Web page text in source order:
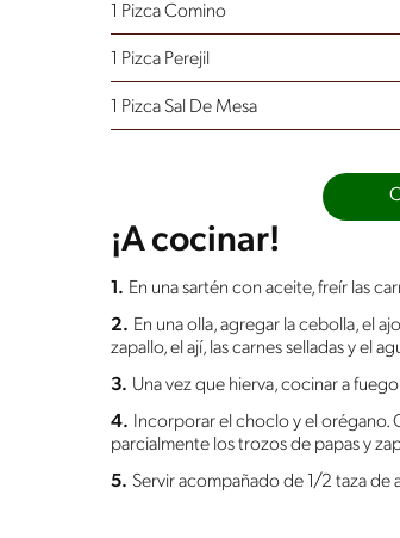
1 Pizca Comino
1 Pizca Perejil
1 Pizca Sal De Mesa
¡A cocinar!
1. En una sartén con aceite, freír las
2. En una olla, agregar la cebolla, el
zapallo, el ají, las carnes selladas y el
3. Una vez que hierva, cocinar a
4.
Incorporar el choclo y el orégano.
parcialmente los trozos de papas y
5. Servir acompañado de 1/2 taza de